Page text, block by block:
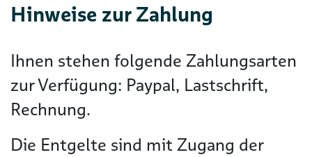
Hinweise zur Zahlung
Ihnen stehen folgende Zahlungsarten
zur Verfügung: Paypal, Lastschrift,
Rechnung.
Die Entgelte sind mit Zugang der